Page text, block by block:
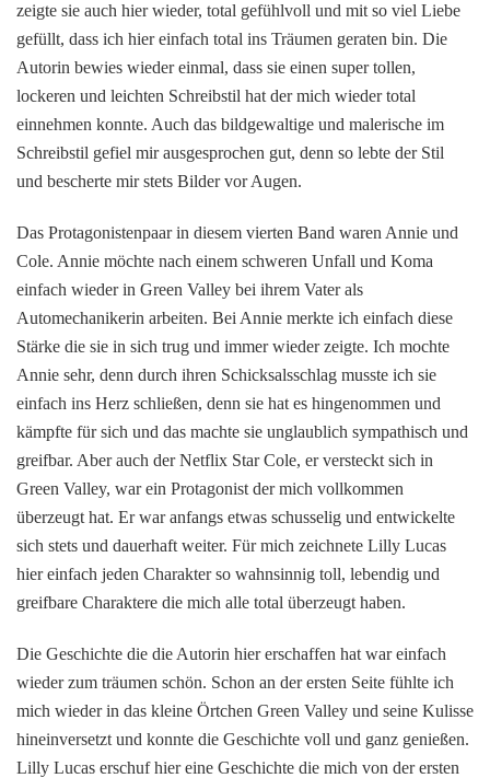
zeigte sie auch hier wieder, total gefühlvoll und mit so viel Liebe
gefüllt, dass ich hier einfach total ins Träumen geraten bin. Die
Autorin bewies wieder einmal, dass sie einen super tollen,
lockeren und leichten Schreibstil hat der mich wieder total
einnehmen konnte. Auch das bildgewaltige und malerische im
Schreibstil gefiel mir ausgesprochen gut, denn so lebte der Stil
und bescherte mir stets Bilder vor Augen.
Das Protagonistenpaar in diesem vierten Band waren Annie und
Cole. Annie möchte nach einem schweren Unfall und Koma
einfach wieder in Green Valley bei ihrem Vater als
Automechanikerin arbeiten. Bei Annie merkte ich einfach diese
Stärke die sie in sich trug und immer wieder zeigte. Ich mochte
Annie sehr, denn durch ihren Schicksalsschlag musste ich sie
einfach ins Herz schließen, denn sie hat es hingenommen und
kämpfte für sich und das machte sie unglaublich sympathisch und
greifbar. Aber auch der Netflix Star Cole, er versteckt sich in
Green Valley, war ein Protagonist der mich vollkommen
überzeugt hat. Er war anfangs etwas schusselig und entwickelte
sich stets und dauerhaft weiter. Für mich zeichnete Lilly Lucas
hier einfach jeden Charakter so wahnsinnig toll, lebendig und
greifbare Charaktere die mich alle total überzeugt haben.
Die Geschichte die die Autorin hier erschaffen hat war einfach
wieder zum träumen schön. Schon an der ersten Seite fühlte ich
mich wieder in das kleine Örtchen Green Valley und seine Kulisse
hineinversetzt und konnte die Geschichte voll und ganz genießen.
Lilly Lucas erschuf hier eine Geschichte die mich von der ersten